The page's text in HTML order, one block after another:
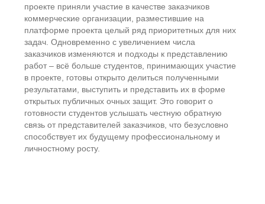
проекте приняли участие в качестве заказчиков
коммерческие организации, разместившие на
платформе проекта целый ряд приоритетных для них
задач. Одновременно с увеличением числа
заказчиков изменяются и подходы к представлению
работ – всё больше студентов, принимающих участие
в проекте, готовы открыто делиться полученными
результатами, выступить и представить их в форме
открытых публичных очных защит. Это говорит о
готовности студентов услышать честную обратную
связь от представителей заказчиков, что безусловно
способствует их будущему профессиональному и
личностному росту.